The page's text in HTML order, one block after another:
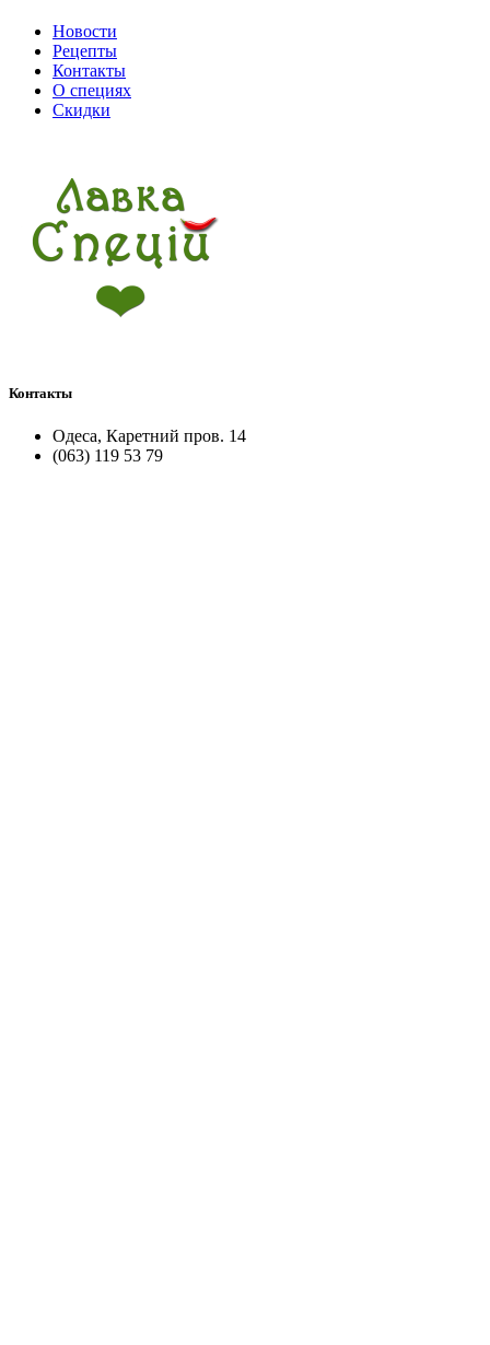
Новости
Рецепты
Контакты
О специях
Скидки
Контакты
Одеса, Каретний пров. 14
(063) 119 53 79